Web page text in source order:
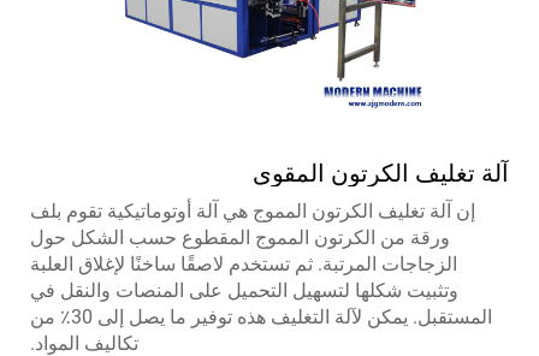
آلة تغليف الكرتون المقوى
إن آلة تغليف الكرتون المموج هي آلة أوتوماتيكية تقوم بلف
ورقة من الكرتون المموج المقطوع حسب الشكل حول
الزجاجات المرتبة. ثم تستخدم لاصقًا ساخنًا لإغلاق العلبة
وتثبيت شكلها لتسهيل التحميل على المنصات والنقل في
المستقبل. يمكن لآلة التغليف هذه توفير ما يصل إلى 30٪ من
تكاليف المواد.